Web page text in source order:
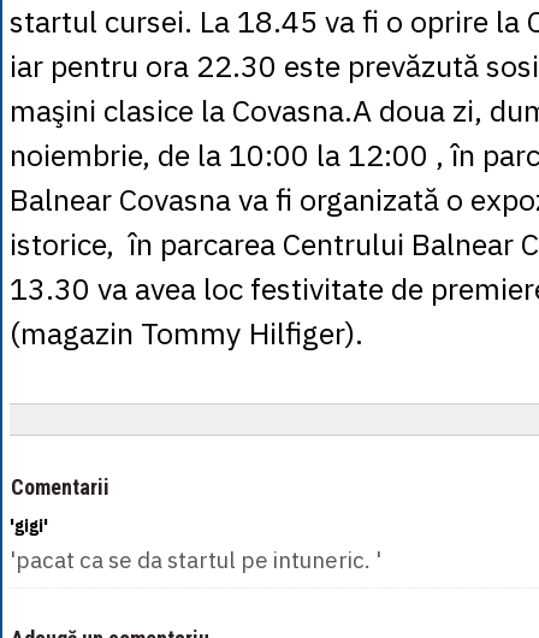
startul cursei. La 18.45 va fi o oprire la
iar pentru ora 22.30 este prevăzută
maşini clasice la Covasna.A doua zi,
noiembrie, de la 10:00 la 12:00 , în
Balnear Covasna va fi organizată o
istorice, în parcarea Centrului Balnear
13.30 va avea loc festivitate de
(magazin Tommy Hilfiger).
Comentarii
'gigi'
'pacat ca se da startul pe intuneric. '